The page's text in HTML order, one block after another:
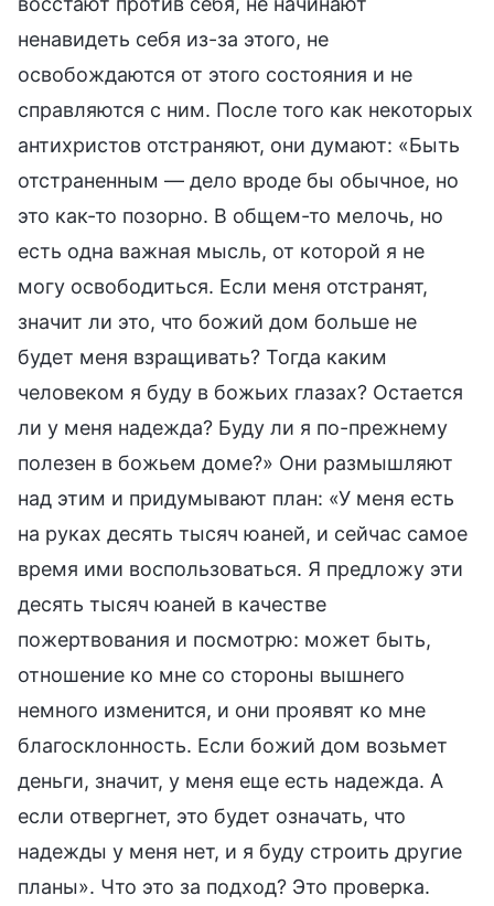
ненавидеть себя из-за этого, не
освобождаются от этого состояния и не
справляются с ним. После того как некоторых
антихристов отстраняют, они думают: «Быть
отстраненным — дело вроде бы обычное, но
это как-то позорно. В общем-то мелочь, но
есть одна важная мысль, от которой я не
могу освободиться. Если меня отстранят,
значит ли это, что божий дом больше не
будет меня взращивать? Тогда каким
человеком я буду в божьих глазах? Остается
ли у меня надежда? Буду ли я по-прежнему
полезен в божьем доме?» Они размышляют
над этим и придумывают план: «У меня есть
на руках десять тысяч юаней, и сейчас самое
время ими воспользоваться. Я предложу эти
десять тысяч юаней в качестве
пожертвования и посмотрю: может быть,
отношение ко мне со стороны вышнего
немного изменится, и они проявят ко мне
благосклонность. Если божий дом возьмет
деньги, значит, у меня еще есть надежда. А
если отвергнет, это будет означать, что
надежды у меня нет, и я буду строить другие
планы». Что это за подход? Это проверка.